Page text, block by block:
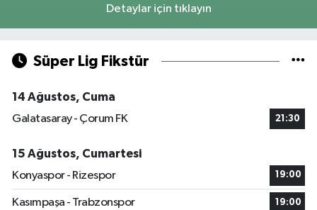
Detaylar için tıklayın
Süper Lig Fikstür
14 Ağustos, Cuma
Galatasaray - Çorum FK
21:30
15 Ağustos, Cumartesi
Konyaspor - Rizespor
19:00
Kasımpaşa - Trabzonspor 19:00